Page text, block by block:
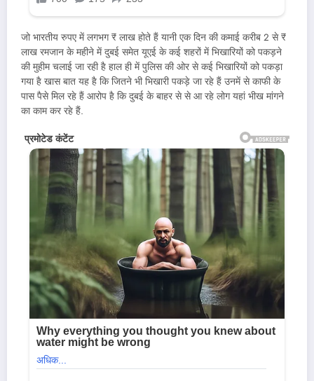
जो भारतीय रुपए में लगभग ₹ लाख होते हैं यानी एक दिन की कमाई करीब 2 से ₹
लाख रमजान के महीने में दुबई समेत यूएई के कई शहरों में भिखारियों को पकड़ने
की मुहीम चलाई जा रही है हाल ही में पुलिस की ओर से कई भिखारियों को पकड़ा
गया है खास बात यह है कि जितने भी भिखारी पकड़े जा रहे हैं उनमें से काफी के
पास पैसे मिल रहे हैं आरोप है कि दुबई के बाहर से से आ रहे लोग यहां भीख मांगने
का काम कर रहे हैं.